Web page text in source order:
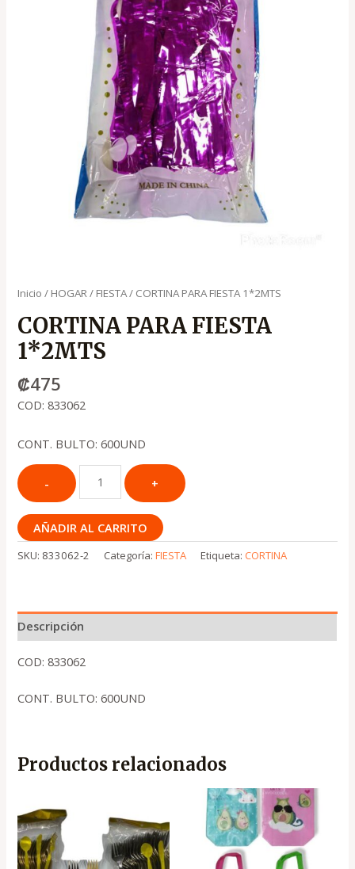
Inicio / HOGAR / FIESTA/ CORTINA PARA FIESTA 1*2MTS
CORTINA PARA FIESTA
1*2MTS
₡475
COD: 833062
CONT. BULTO: 600UND
AÑADIR AL CARRITO
SKU: 833062-2 Categoría:FIESTA Etiqueta:CORTINA
Descripción
COD: 833062
CONT. BULTO: 600UND
Productos relacionados
precio
original
era:
.
₡7,500
actual
₡530